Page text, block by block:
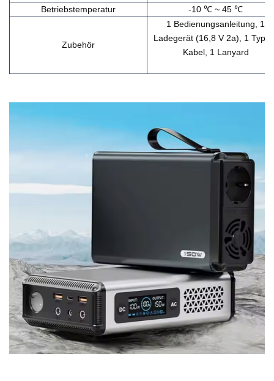
Betriebstemperatur
-10 ℃ ~ 45 ℃
Zubehör
1 Bedienungsanleitung, 1
Ladegerät (16,8 V 2a), 1 Typ-
Kabel, 1 Lanyard